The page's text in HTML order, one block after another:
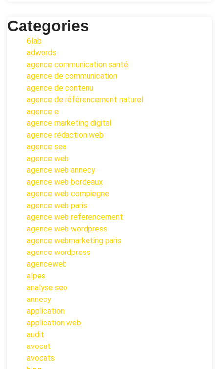
Categories
6lab
adwords
agence communication santé
agence de communication
agence de contenu
agence de référencement naturel
agence e
agence marketing digital
agence rédaction web
agence sea
agence web
agence web annecy
agence web bordeaux
agence web compiegne
agence web paris
agence web referencement
agence web wordpress
agence webmarketing paris
agence wordpress
agenceweb
alpes
analyse seo
annecy
application
application web
audit
avocat
avocats